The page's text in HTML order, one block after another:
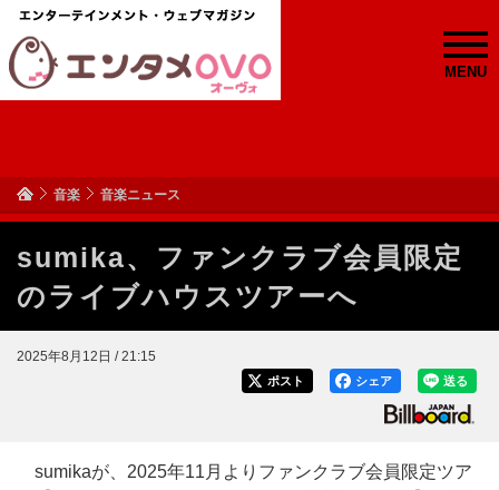
MENU
音楽 音楽ニュース
sumika、ファンクラブ会員限定
のライブハウスツアーへ
2025年8月12日 / 21:15
送る
シェア
ポスト
sumikaが、2025年11月よりファンクラブ会員限定ツア